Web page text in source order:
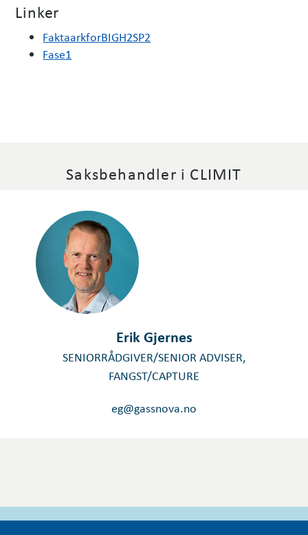
Linker
FaktaarkforBIGH2SP2
Fase1
Saksbehandler i CLIMIT
Erik Gjernes
SENIORRÅDGIVER/SENIOR ADVISER,
FANGST/CAPTURE
eg@gassnova.no